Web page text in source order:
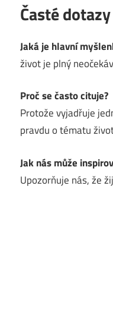
Časté dotazy
Jaká je hlavní
život je plný
Proč se často cituje?
Protože vyjadřuje
pravdu o tématu
Jak nás může
Upozorňuje nás, že